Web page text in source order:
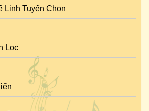
Linh Tuyển Chọn
Lọc